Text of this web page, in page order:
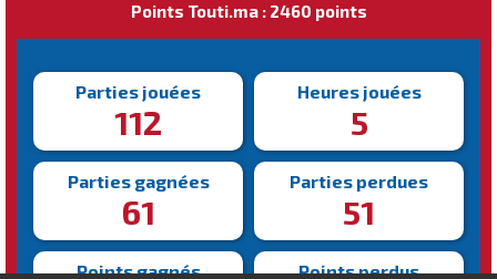
Points Touti.ma : 2460 points
Parties jouées
112
Heures jouées
5
Parties gagnées
61
Parties perdues
51
Points gagnés Points perdus